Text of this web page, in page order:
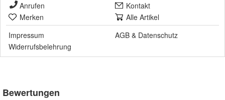
Anrufen
Kontakt
Merken
Alle Artikel
Impressum
AGB & Datenschutz
Widerrufsbelehrung
Bewertungen